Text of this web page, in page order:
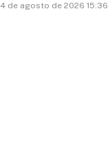
4 de agosto de 2026 15:36